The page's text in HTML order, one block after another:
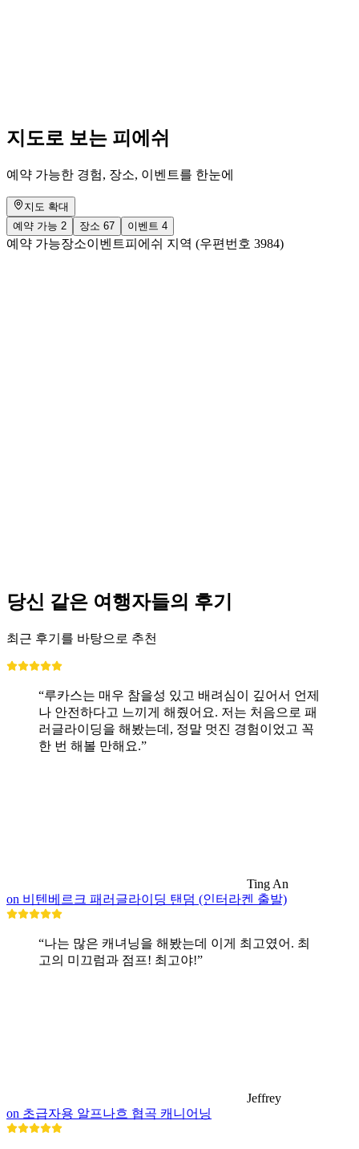
지도로 보는 피에쉬
예약 가능한 경험, 장소, 이벤트를 한눈에
지도 확대
예약 가능 2 장소 67 이벤트 4
예약 가능장소이벤트피에쉬 지역 (우편번호 3984)
당신 같은 여행자들의 후기
최근 후기를 바탕으로 추천
“루카스는 매우 참을성 있고 배려심이 깊어서 언제
나 안전하다고 느끼게 해줬어요. 저는 처음으로 패
러글라이딩을 해봤는데, 정말 멋진 경험이었고 꼭
한 번 해볼 만해요.”
Ting An
on 비텐베르크 패러글라이딩 탠덤 (인터라켄 출발)
“나는 많은 캐녀닝을 해봤는데 이게 최고였어. 최
고의 미끄럼과 점프! 최고야!”
Jeffrey
on 초급자용 알프나흐 협곡 캐니어닝